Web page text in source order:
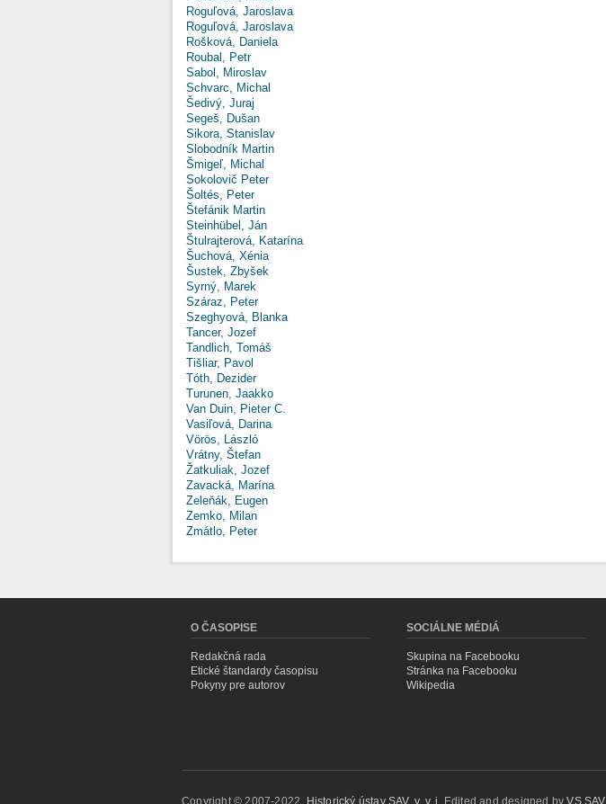
Roguľová, Jaroslava
Roguľová, Jaroslava
Rošková, Daniela
Roubal, Petr
Sabol, Miroslav
Schvarc, Michal
Šedivý, Juraj
Segeš, Dušan
Sikora, Stanislav
Slobodník Martin
Šmigeľ, Michal
Sokolovič Peter
Šoltés, Peter
Štefánik Martin
Steinhübel, Ján
Štulrajterová, Katarína
Šuchová, Xénia
Šustek, Zbyšek
Syrný, Marek
Száraz, Peter
Szeghyová, Blanka
Tancer, Jozef
Tandlich, Tomáš
Tišliar, Pavol
Tóth, Dezider
Turunen, Jaakko
Van Duin, Pieter C.
Vasiľová, Darina
Vörös, László
Vrátny, Štefan
Žatkuliak, Jozef
Zavacká, Marína
Zeleňák, Eugen
Zemko, Milan
Zmátlo, Peter
O ČASOPISE
Redakčná rada
Etické štandardy časopisu
Pokyny pre autorov
SOCIÁLNE MÉDIÁ
Skupina na Facebooku
Stránka na Facebooku
Wikipedia